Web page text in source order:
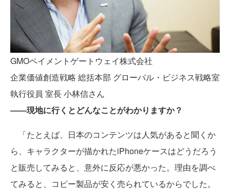
GMOペイメントゲートウェイ株式会社
企業価値創造戦略 総括本部 グローバル・ビジネス戦略室
執行役員 室長 小林信さん
――現地に行くとどんなことがわかりますか？
「たとえば、日本のコンテンツは人気があると聞くか
ら、キャラクターが描かれたiPhoneケースはどうだろう
と販売してみると、意外に反応が悪かった。理由を調べ
てみると、コピー製品が安く売られているからでした。